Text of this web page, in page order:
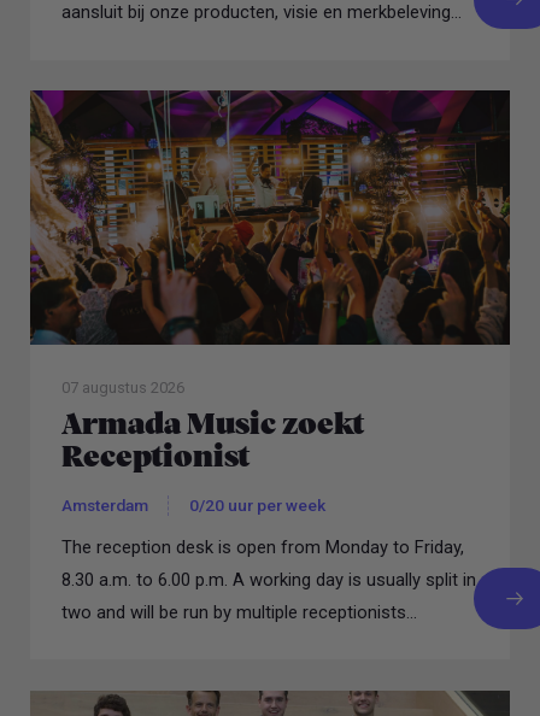
aansluit bij onze producten, visie en merkbeleving...
07 augustus 2026
Armada Music zoekt
Receptionist
Amsterdam 0/20 uur per week
The reception desk is open from Monday to Friday,
8.30 a.m. to 6.00 p.m. A working day is usually split in
two and will be run by multiple receptionists...